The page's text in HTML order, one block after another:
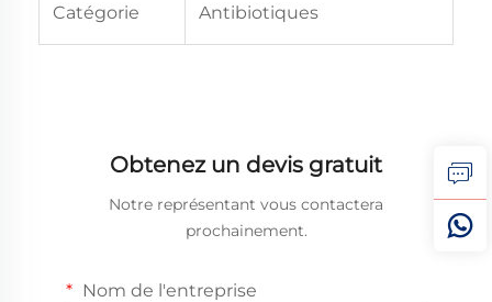
Catégorie Antibiotiques
Obtenez un devis gratuit
Notre représentant vous contactera
prochainement.
Nom de l'entreprise